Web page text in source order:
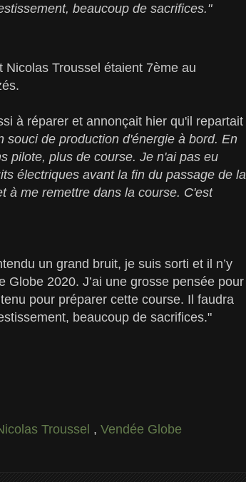
beaucoup de sacrifices."
Nicolas Troussel étaient 7ème au
à réparer et annonçait hier qu'il repartait
souci de production d'énergie à bord. En
pilote, plus de course. Je n'ai pas eu
électriques avant la fin du passage de la
à me remettre dans la course. C'est
un grand bruit, je suis sorti et il n’y
Globe 2020. J’ai une grosse pensée pour
pour préparer cette course. Il faudra
beaucoup de sacrifices."
Troussel , Vendée Globe